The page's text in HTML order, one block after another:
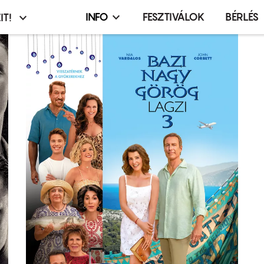
Infó,
esemény,
terembérlés
menü
INFO FESZTIVÁLOK BÉRLÉS